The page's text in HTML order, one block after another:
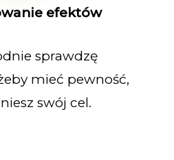
efektów
sprawdzę
mieć pewność,
swój cel.